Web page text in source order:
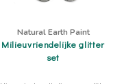
Natural Earth Paint
Milieuvriendelijke glitter
set